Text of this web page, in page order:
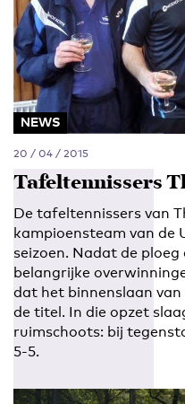
NEWS
20 / 04 / 2015
Tafeltennissers
De tafeltennissers van
kampioensteam van de
seizoen. Nadat de
belangrijke
dat het binnenslaan
de titel. In die opzet
ruimschoots: bij
5-5.